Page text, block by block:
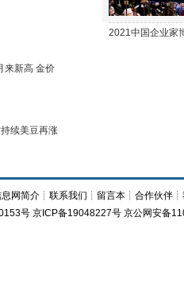
来新高 金价
续美豆再涨
2021中国企业家
网简介 ┊联系我们 ┊ 留言本 ┊合作伙伴 ┊
号 京ICP备19048227号 京公网安备